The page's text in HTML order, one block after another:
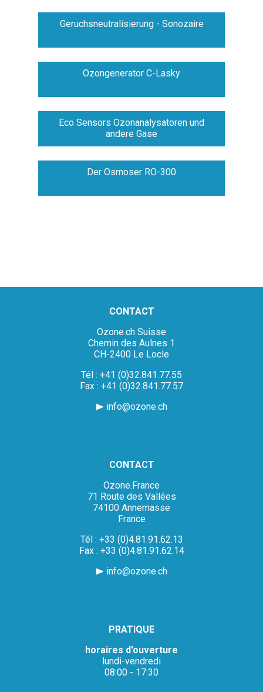
Geruchsneutralisierung - Sonozaire
Ozongenerator C-Lasky
Eco Sensors Ozonanalysatoren und
andere Gase
Der Osmoser RO-300
CONTACT
Ozone.ch Suisse
Chemin des Aulnes 1
CH-2400 Le Locle
Tél : +41 (0)32.841.77.55
Fax : +41 (0)32.841.77.57
info@ozone.ch
CONTACT
Ozone.France
71 Route des Vallées
74100 Annemasse
France
Tél : +33 (0)4.81.91.62.13
Fax : +33 (0)4.81.91.62.14
info@ozone.ch
PRATIQUE
horaires d'ouverture
lundi-vendredi
08:00 - 17:30